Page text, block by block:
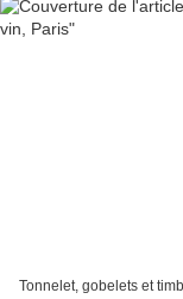
Tonnelet, gobelets et